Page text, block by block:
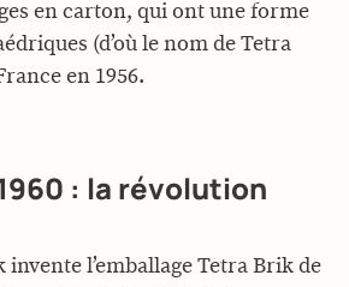
en carton, qui ont une forme
(d’où le nom de Tetra
en 1956.
: la révolution
invente l’emballage Tetra Brik de